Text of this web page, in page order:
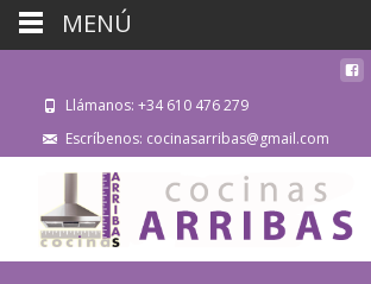
Llámanos: +34 610 476 279
Escríbenos: cocinasarribas@gmail.com
MENÚ